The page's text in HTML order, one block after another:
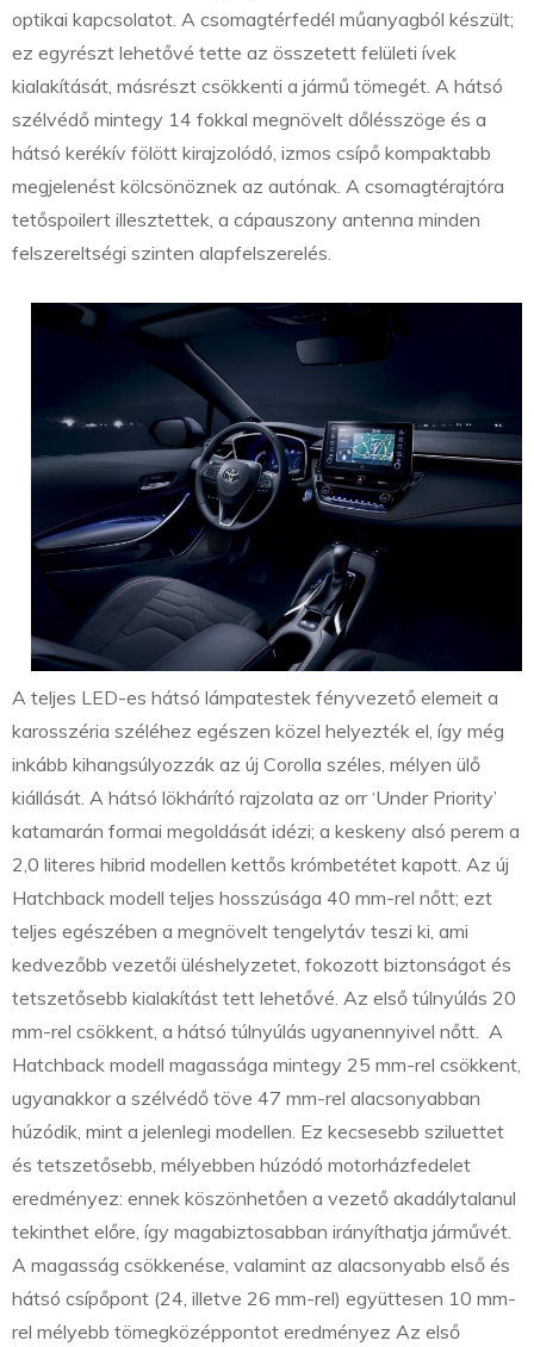
optikai kapcsolatot. A csomagtérfedél műanyagból készült;
ez egyrészt lehetővé tette az összetett felületi ívek
kialakítását, másrészt csökkenti a jármű tömegét. A hátsó
szélvédő mintegy 14 fokkal megnövelt dőlésszöge és a
hátsó kerékív fölött kirajzolódó, izmos csípő kompaktabb
megjelenést kölcsönöznek az autónak. A csomagtérajtóra
tetőspoilert illesztettek, a cápauszony antenna minden
felszereltségi szinten alapfelszerelés.
A teljes LED-es hátsó lámpatestek fényvezető elemeit a
karosszéria széléhez egészen közel helyezték el, így még
inkább kihangsúlyozzák az új Corolla széles, mélyen ülő
kiállását. A hátsó lökhárító rajzolata az orr ‘Under Priority’
katamarán formai megoldását idézi; a keskeny alsó perem a
2,0 literes hibrid modellen kettős krómbetétet kapott. Az új
Hatchback modell teljes hosszúsága 40 mm-rel nőtt; ezt
teljes egészében a megnövelt tengelytáv teszi ki, ami
kedvezőbb vezetői üléshelyzetet, fokozott biztonságot és
tetszetősebb kialakítást tett lehetővé. Az első túlnyúlás 20
mm-rel csökkent, a hátsó túlnyúlás ugyanennyivel nőtt. A
Hatchback modell magassága mintegy 25 mm-rel csökkent,
ugyanakkor a szélvédő töve 47 mm-rel alacsonyabban
húzódik, mint a jelenlegi modellen. Ez kecsesebb sziluettet
és tetszetősebb, mélyebben húzódó motorházfedelet
eredményez: ennek köszönhetően a vezető akadálytalanul
tekinthet előre, így magabiztosabban irányíthatja járművét.
A magasság csökkenése, valamint az alacsonyabb első és
hátsó csípőpont (24, illetve 26 mm-rel) együttesen 10 mm-
rel mélyebb tömegközéppontot eredményez Az első